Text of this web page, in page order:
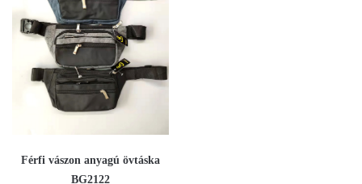
Férfi vászon anyagú övtáska
BG2122